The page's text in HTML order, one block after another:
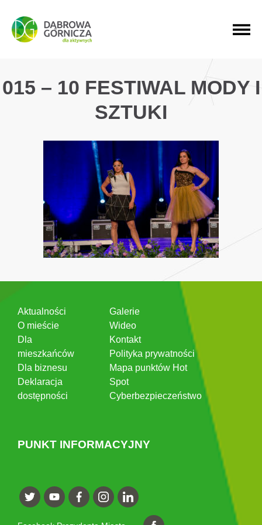
PRZEJDŹ DO MENU GŁÓWNEGO
PRZEJDŹ DO WYSZUKIWARKI
PRZEJDŹ DO TREŚCI
015 – 10 FESTIWAL MODY I
SZTUKI
Aktualności
O mieście
Dla
mieszkańców
Dla biznesu
Deklaracja
dostępności
Galerie
Wideo
Kontakt
Polityka prywatności
Mapa punktów Hot
Spot
Cyberbezpieczeństwo
PUNKT INFORMACYJNY